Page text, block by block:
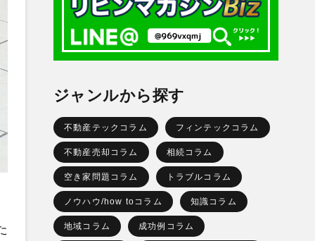
ジャンルから探す
不動産テックコラム フィンテックコラム
不動産売却コラム 相続コラム
空き家問題コラム トラブルコラム
ノウハウ/how toコラム 知識コラム
地域コラム 成功例コラム